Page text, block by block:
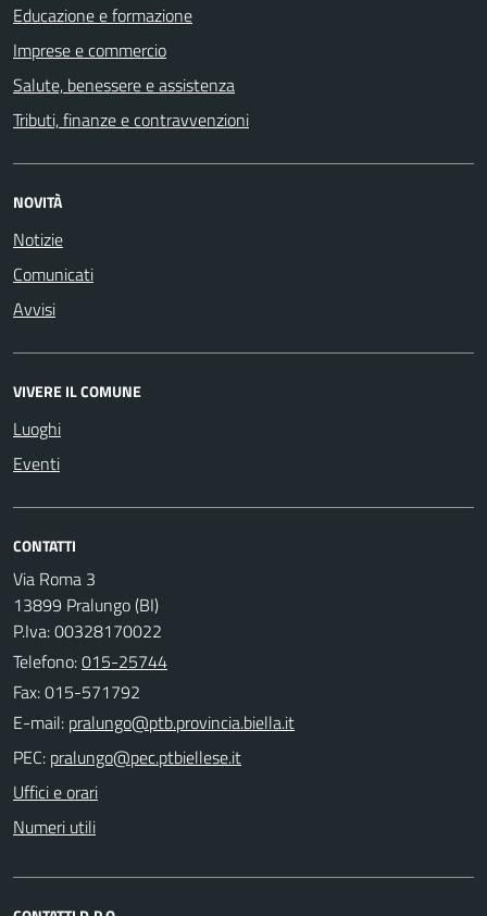
Educazione e formazione
Imprese e commercio
Salute, benessere e assistenza
Tributi, finanze e contravvenzioni
NOVITÀ
Notizie
Comunicati
Avvisi
VIVERE IL COMUNE
Luoghi
Eventi
CONTATTI
Via Roma 3
13899 Pralungo (BI)
P.Iva: 00328170022
Telefono:015-25744
Fax: 015-571792
E-mail:
PEC:
Uffici e orari
Numeri utili